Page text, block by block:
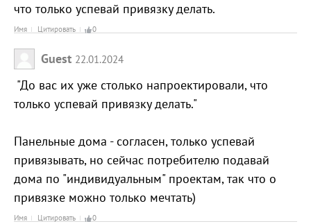
что только успевай привязку делать.
Имя Цитировать 0
Guest 22.01.2024
"До вас их уже столько напроектировали, что
только успевай привязку делать."
Панельные дома - согласен, только успевай
привязывать, но сейчас потребителю подавай
дома по "индивидуальным" проектам, так что о
привязке можно только мечтать)
Имя Цитировать 0